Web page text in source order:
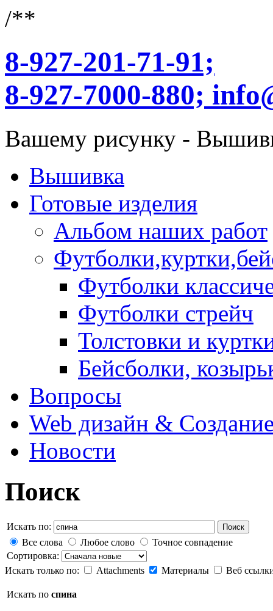
/**
8-927-201-71-91;
8-927-7000-880;
Вашему рисунку -
Вышивка
Готовые изделия
Альбом наших работ
Футболки
Футболки стрейч
Толстовки и
Бейсболки,
Вопросы
Web дизайн &
Новости
Поиск
Искать по: Поиск
Все слова Любое слово
Точное совпадение
Сортировка:
Искать только по:
Attachments Материалы Веб
Искать по спина